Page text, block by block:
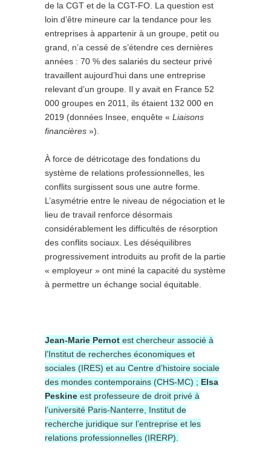
de la CGT et de la CGT-FO. La question est
loin d’être mineure car la tendance pour les
entreprises à appartenir à un groupe, petit ou
grand, n’a cessé de s’étendre ces dernières
années : 70 % des salariés du secteur privé
travaillent aujourd’hui dans une entreprise
relevant d’un groupe. Il y avait en France 52
000 groupes en 2011, ils étaient 132 000 en
2019 (données Insee, enquête « Liaisons
financières »).
À force de détricotage des fondations du
système de relations professionnelles, les
conflits surgissent sous une autre forme.
L’asymétrie entre le niveau de négociation et le
lieu de travail renforce désormais
considérablement les difficultés de résorption
des conflits sociaux. Les déséquilibres
progressivement introduits au profit de la partie
« employeur » ont miné la capacité du système
à permettre un échange social équitable.
Jean-Marie Pernot est chercheur associé à
l’Institut de recherches économiques et
sociales (IRES) et au Centre d’histoire sociale
des mondes contemporains (CHS-MC) ; Elsa
Peskine est professeure de droit privé à
l’université Paris-Nanterre, Institut de
recherche juridique sur l’entreprise et les
relations professionnelles (IRERP).